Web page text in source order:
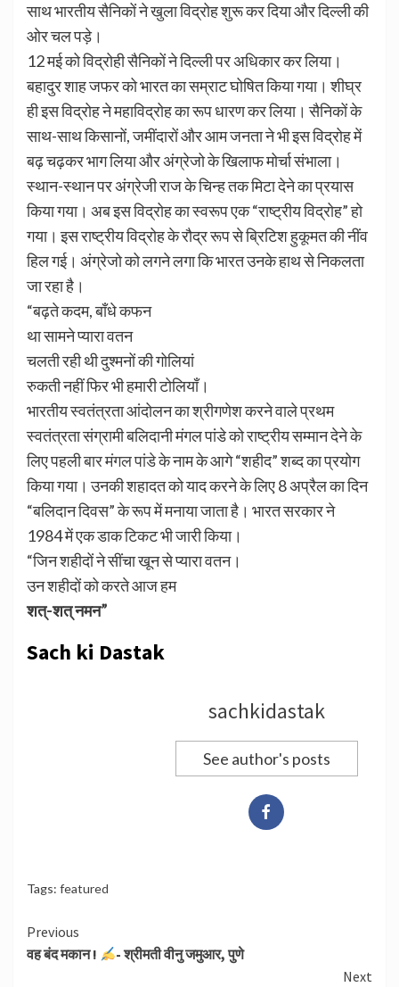
साथ भारतीय सैनिकों ने खुला विद्रोह शुरू कर दिया और दिल्ली की
ओर चल पड़े।
12 मई को विद्रोही सैनिकों ने दिल्ली पर अधिकार कर लिया।
बहादुर शाह जफर को भारत का सम्राट घोषित किया गया। शीघ्र
ही इस विद्रोह ने महाविद्रोह का रूप धारण कर लिया। सैनिकों के
साथ-साथ किसानों, जमींदारों और आम जनता ने भी इस विद्रोह में
बढ़ चढ़कर भाग लिया और अंग्रेजो के खिलाफ मोर्चा संभाला।
स्थान-स्थान पर अंग्रेजी राज के चिन्ह तक मिटा देने का प्रयास
किया गया। अब इस विद्रोह का स्वरूप एक “राष्ट्रीय विद्रोह” हो
गया। इस राष्ट्रीय विद्रोह के रौद्र रूप से ब्रिटिश हुकूमत की नींव
हिल गई। अंग्रेजो को लगने लगा कि भारत उनके हाथ से निकलता
जा रहा है।
“बढ़ते कदम, बाँधे कफन
था सामने प्यारा वतन
चलती रही थी दुश्मनों की गोलियां
रुकती नहीं फिर भी हमारी टोलियाँ।
भारतीय स्वतंत्रता आंदोलन का श्रीगणेश करने वाले प्रथम
स्वतंत्रता संग्रामी बलिदानी मंगल पांडे को राष्ट्रीय सम्मान देने के
लिए पहलीबार मंगल पांडेके नाम के आगे “शहीद” शब्द का प्रयोग
किया गया। उनकी शहादत को याद करने के लिए 8 अप्रैल का दिन
“बलिदान दिवस” के रूप में मनाया जाता है। भारत सरकार ने
1984 में एक डाक टिकट भी जारी किया।
“जिन शहीदों ने सींचा खून से प्यारा वतन।
उन शहीदों को करते आज हम
शत्-शत् नमन”
Sach ki Dastak
sachkidastak
See author's posts
Tags: featured
Continue
Reading
Previous
वह बंद मकान !
- श्रीमती वीनु जमुआर, पुणे
Next